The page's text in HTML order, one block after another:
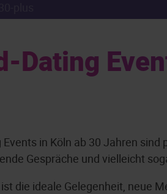
Dating
in Köln ab 30 Jahren
Gespräche und vielleicht
die ideale Gelegenheit, neue